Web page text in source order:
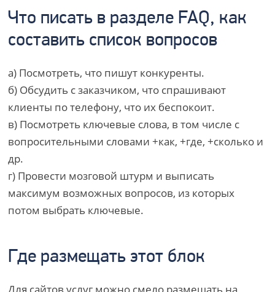
Что писать в разделе FAQ, как
составить список вопросов
а) Посмотреть, что пишут конкуренты.
б) Обсудить с заказчиком, что спрашивают
клиенты по телефону, что их беспокоит.
в) Посмотреть ключевые слова, в том числе с
вопросительными словами +как, +где, +сколько и
др.
г) Провести мозговой штурм и выписать
максимум возможных вопросов, из которых
потом выбрать ключевые.
Где размещать этот блок